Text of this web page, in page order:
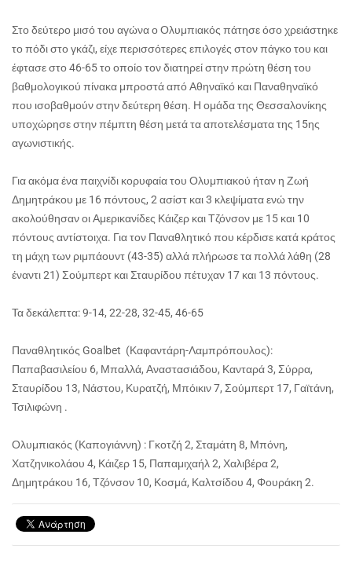
Στο δεύτερο μισό του αγώνα ο Ολυμπιακός πάτησε όσο χρειάστηκε
το πόδι στο γκάζι, είχε περισσότερες επιλογές στον πάγκο του και
έφτασε στο 46-65 το οποίο τον διατηρεί στην πρώτη θέση του
βαθμολογικού πίνακα μπροστά από Αθηναϊκό και Παναθηναϊκό
που ισοβαθμούν στην δεύτερη θέση. Η ομάδα της Θεσσαλονίκης
υποχώρησε στην πέμπτη θέση μετά τα αποτελέσματα της 15ης
αγωνιστικής.
Για ακόμα ένα παιχνίδι κορυφαία του Ολυμπιακού ήταν η Ζωή
Δημητράκου με 16 πόντους, 2 ασίστ και 3 κλεψίματα ενώ την
ακολούθησαν οι Αμερικανίδες Κάιζερ και Τζόνσον με 15 και 10
πόντους αντίστοιχα. Για τον Παναθλητικό που κέρδισε κατά κράτος
τη μάχη των ριμπάουντ (43-35) αλλά πλήρωσε τα πολλά λάθη (28
έναντι 21) Σούμπερτ και Σταυρίδου πέτυχαν 17 και 13 πόντους.
Τα δεκάλεπτα: 9-14, 22-28, 32-45, 46-65
Παναθλητικός Goalbet (Καφαντάρη-Λαμπρόπουλος):
Παπαβασιλείου 6, Μπαλλά, Αναστασιάδου, Κανταρά 3, Σύρρα,
Σταυρίδου 13, Νάστου, Κυρατζή, Μπόικιν 7, Σούμπερτ 17, Γαϊτάνη,
Τσιλιφώνη .
Ολυμπιακός (Καπογιάννη) : Γκοτζή 2, Σταμάτη 8, Μπόνη,
Χατζηνικολάου 4, Κάιζερ 15, Παπαμιχαήλ 2, Χαλιβέρα 2,
Δημητράκου 16, Τζόνσον 10, Κοσμά, Καλτσίδου 4, Φουράκη 2.